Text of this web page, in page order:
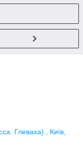
Глеваха) , Київ,